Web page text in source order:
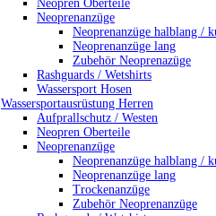
Neopren Oberteile
Neoprenanzüge
Neoprenanzüge halblang /
Neoprenanzüge lang
Zubehör Neoprenazüge
Rashguards / Wetshirts
Wassersport Hosen
Wassersportausrüstung Herren
Aufprallschutz / Westen
Neopren Oberteile
Neoprenanzüge
Neoprenanzüge halblang /
Neoprenanzüge lang
Trockenanzüge
Zubehör Neoprenanzüge